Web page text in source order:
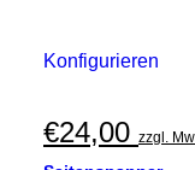
Konfigurieren
€24,00 zzgl.